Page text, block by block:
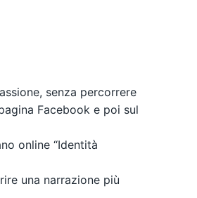
senza percorrere
Facebook e poi sul
online “Identità
una narrazione più